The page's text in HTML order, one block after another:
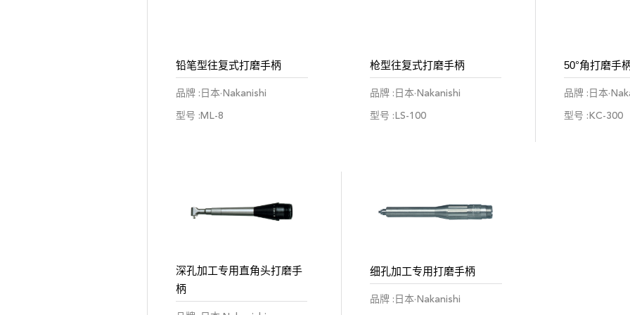
铅笔型往复式打磨手柄
品牌 :日本·Nakanishi
型号 :ML-8
枪型往复式打磨手柄
品牌 :日本·Nakanishi
型号 :LS-100
50°角打磨手
品牌 :日本
型号 :KC-300
深孔加工专用直角头打磨手
柄
细孔加工专用打磨手柄
品牌 :日本·Nakanishi